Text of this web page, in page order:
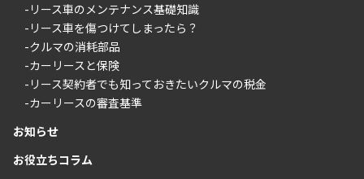
-リース車のメンテナンス基礎知識
-リース車を傷つけてしまったら？
-クルマの消耗部品
-カーリースと保険
-リース契約者でも知っておきたいクルマの税金
-カーリースの審査基準
お知らせ
お役立ちコラム